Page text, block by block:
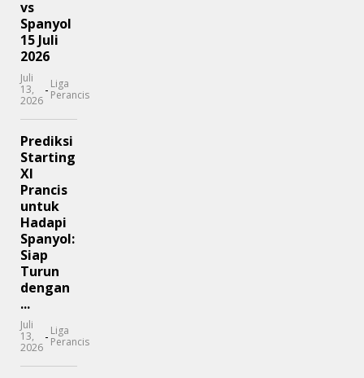
vs
Spanyol
15 Juli
2026
Juli
13,
2026
- Liga
Perancis
Prediksi
Starting
XI
Prancis
untuk
Hadapi
Spanyol:
Siap
Turun
dengan
...
Juli
13,
2026
- Liga
Perancis